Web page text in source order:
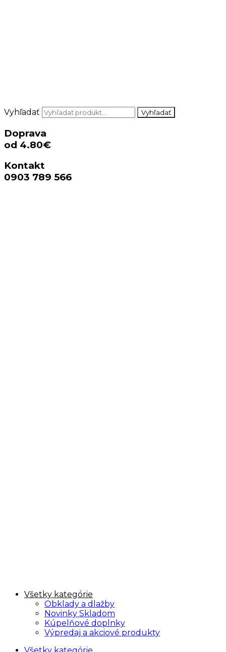
Vyhľadať Vyhľadať
Doprava
od 4.80€
Kontakt
0903 789 566
Všetky kategórie
Obklady a dlažby
Novinky Skladom
Kúpelňové doplnky
Výpredaj a akciové produkty